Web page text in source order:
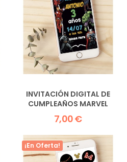
INVITACIÓN DIGITAL DE
CUMPLEAÑOS MARVEL
7,00 €
¡En Oferta!